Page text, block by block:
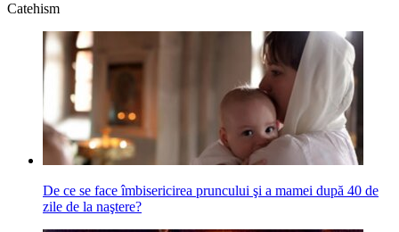
Catehism
De ce se face îmbisericirea pruncului şi a mamei după 40 de
zile de la naştere?